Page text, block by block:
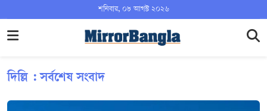
শনিবার, ০৮ আগস্ট ২০২৬
দিল্লি : সর্বশেষ সংবাদ